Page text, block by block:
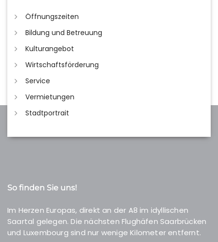
Öffnungszeiten
Bildung und Betreuung
Kulturangebot
Wirtschaftsförderung
Service
Vermietungen
Stadtportrait
So finden Sie uns!
Im Herzen Europas, direkt an der A8 im idyllischen
Saartal gelegen. Die nächsten Flughäfen Saarbrücken
und Luxembourg sind nur wenige Kilometer entfernt.